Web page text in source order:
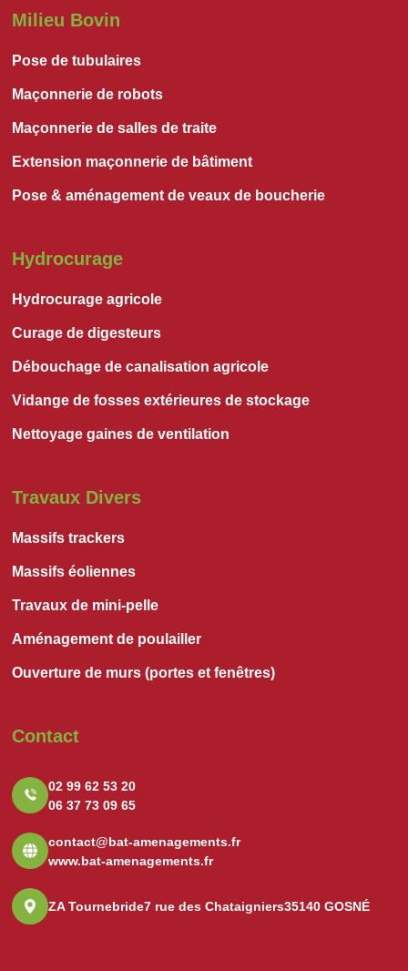
Milieu Bovin
Pose de tubulaires
Maçonnerie de robots
Maçonnerie de salles de traite
Extension maçonnerie de bâtiment
Pose & aménagement de veaux de boucherie
Hydrocurage
Hydrocurage agricole
Curage de digesteurs
Débouchage de canalisation agricole
Vidange de fosses extérieures de stockage
Nettoyage gaines de ventilation
Travaux Divers
Massifs trackers
Massifs éoliennes
Travaux de mini-pelle
Aménagement de poulailler
Ouverture de murs (portes et fenêtres)
Contact
02 99 62 53 20
06 37 73 09 65
contact@bat-amenagements.fr
www.bat-amenagements.fr
ZA Tournebride7 rue des Chataigniers35140 GOSNÉ